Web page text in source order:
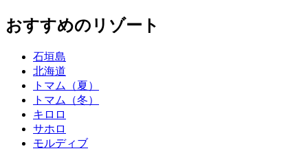
おすすめのリゾート
石垣島
北海道
トマム（夏）
トマム（冬）
キロロ
サホロ
モルディブ